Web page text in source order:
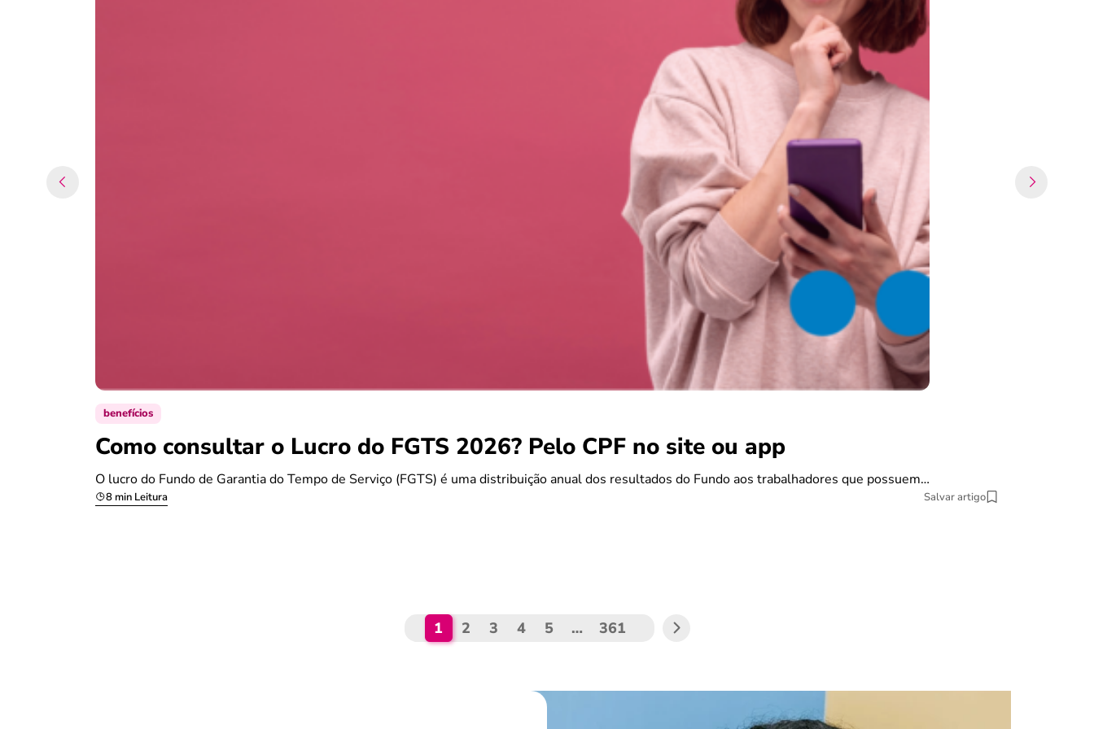
benefícios
Como consultar o Lucro do FGTS 2026? Pelo CPF no site ou app
O lucro do Fundo de Garantia do Tempo de Serviço (FGTS) é uma distribuição anual dos resultados do Fundo aos trabalhadores que possuem…
8 min Leitura Salvar artigo
1 2 3 4 5 … 361